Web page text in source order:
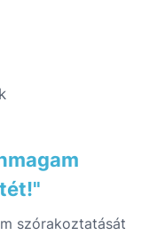
szórakoztatását